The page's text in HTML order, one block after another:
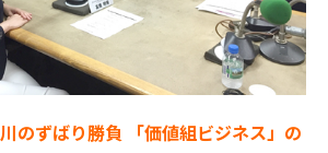
のずばり勝負
「価値組ビジネス」の